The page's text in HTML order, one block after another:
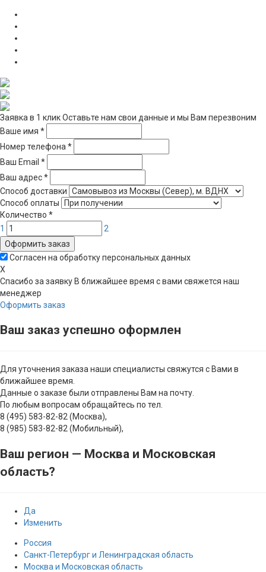
Заявка в 1 кликОставьте нам свои данные и мы Вам перезвоним
Ваше имя *
Номер телефона *
Ваш Email *
Ваш адрес*
Способ доставки
Способ оплаты
Количество *
1
2
Оформить заказ
Согласен на обработку персональных данных
X
Спасибо за заявку В ближайшее время с вами свяжется наш
менеджер
Оформить заказ
Ваш заказ успешно оформлен
Для уточнения заказа наши специалисты свяжутся с Вами в
ближайшее время.
Данные о заказе были отправлены Вам на почту.
По любым вопросам обращайтесь по тел.
8 (495) 583-82-82 (Москва),
8 (985) 583-82-82 (Мобильный),
Ваш регион — Москва и Московская
область?
Да
Изменить
Россия
Санкт-Петербург и Ленинградская область
Москва и Московская область